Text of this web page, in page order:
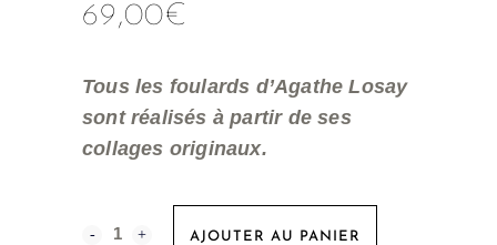
69,00€
Tous les foulards d’Agathe Losay
sont réalisés à partir de ses
collages originaux.
Carré
AJOUTER AU PANIER